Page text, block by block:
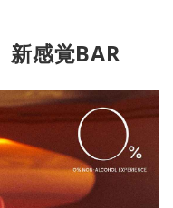
新感覚BAR